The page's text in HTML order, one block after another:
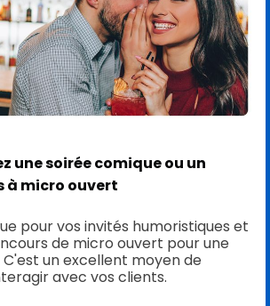
une soirée comique ou un
à micro ouvert
pour vos invités humoristiques et
de micro ouvert pour une
un excellent moyen de
avec vos clients.